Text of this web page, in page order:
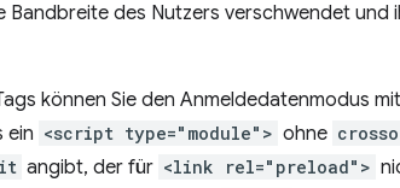
Bandbreite des Nutzers verschwendet
können Sie den Anmeldedatenmodus
ein <script type="module"> ohne
angibt, der für <link rel="preload">